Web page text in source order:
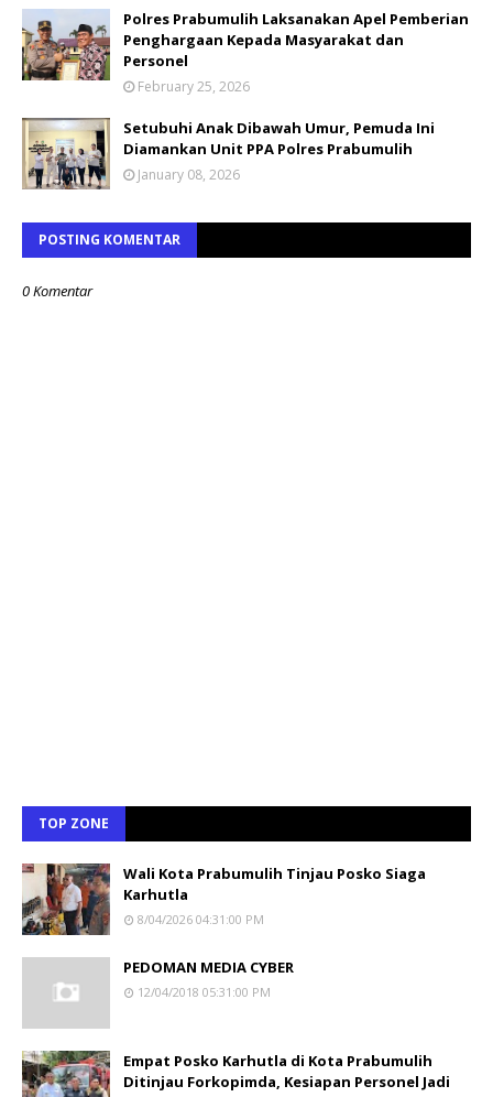
Polres Prabumulih Laksanakan Apel Pemberian
Penghargaan Kepada Masyarakat dan
Personel
February 25, 2026
Setubuhi Anak Dibawah Umur, Pemuda Ini
Diamankan Unit PPA Polres Prabumulih
January 08, 2026
POSTING KOMENTAR
0 Komentar
TOP ZONE
Wali Kota Prabumulih Tinjau Posko Siaga
Karhutla
8/04/2026 04:31:00 PM
PEDOMAN MEDIA CYBER
12/04/2018 05:31:00 PM
Empat Posko Karhutla di Kota Prabumulih
Ditinjau Forkopimda, Kesiapan Personel Jadi